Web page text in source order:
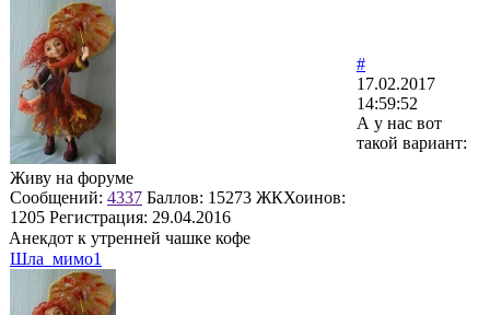
Живу на форуме
Сообщений: 4337 Баллов: 15273 ЖКХоинов:
1205 Регистрация: 29.04.2016
#
17.02.2017
14:59:52
А у нас вот
такой вариант:
Анекдот к утренней чашке кофе
Шла_мимо1